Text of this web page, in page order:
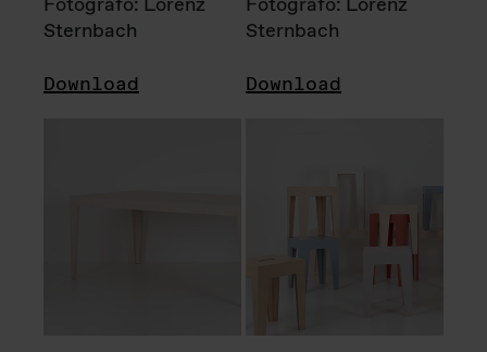
Sternbach
Download
Sternbach
Download